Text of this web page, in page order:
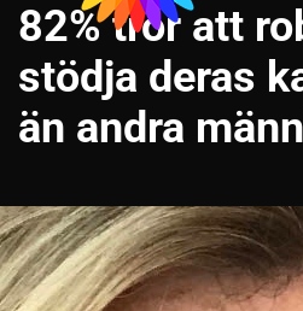
82% tror att
stödja deras
än andra